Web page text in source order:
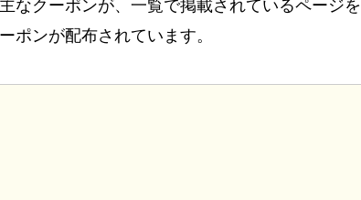
なクーポンが、一覧で掲載されているページを
ポンが配布されています。